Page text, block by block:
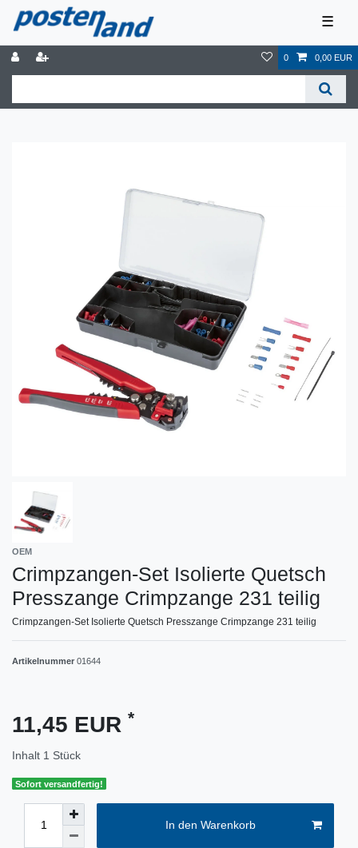
☰
0 0,00 EUR
OEM
Crimpzangen-Set Isolierte Quetsch
Presszange Crimpzange 231 teilig
Crimpzangen-Set Isolierte Quetsch Presszange Crimpzange 231 teilig
Artikelnummer 01644
11,45 EUR *
Inhalt 1 Stück
Sofort versandfertig!
In den Warenkorb